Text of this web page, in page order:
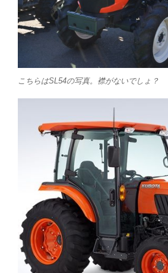
こちらはSL54の写真。襟がないでしょ？